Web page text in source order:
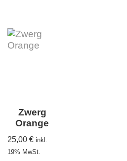
Zwerg
Orange
25,00 € inkl.
19% MwSt.